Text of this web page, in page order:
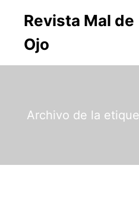
Revista Mal de
Ojo
Archivo de la